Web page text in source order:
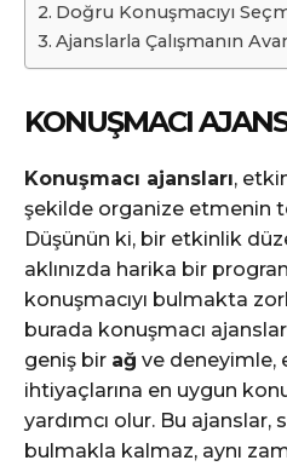
Doğru Konuşmacıyı
Ajanslarla Çalışmanın
KONUŞMACI
Konuşmacı ajansları,
şekilde organize etmenin
Düşünün ki, bir etkinlik
aklınızda harika bir
konuşmacıyı bulmakta
burada konuşmacı
geniş bir ağ ve deneyimle,
ihtiyaçlarına en uygun
yardımcı olur. Bu ajanslar,
bulmakla kalmaz, aynı